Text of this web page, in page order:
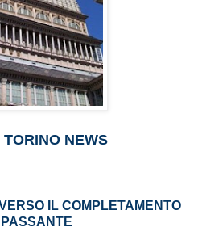
NEWS
IL COMPLETAMENTO